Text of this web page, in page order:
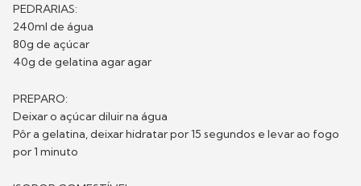
PEDRARIAS:
240ml de água
80g de açúcar
40g de gelatina agar agar
PREPARO:
Deixar o açúcar diluir na água
Pôr a gelatina, deixar hidratar por 15 segundos e levar ao fogo
por 1 minuto